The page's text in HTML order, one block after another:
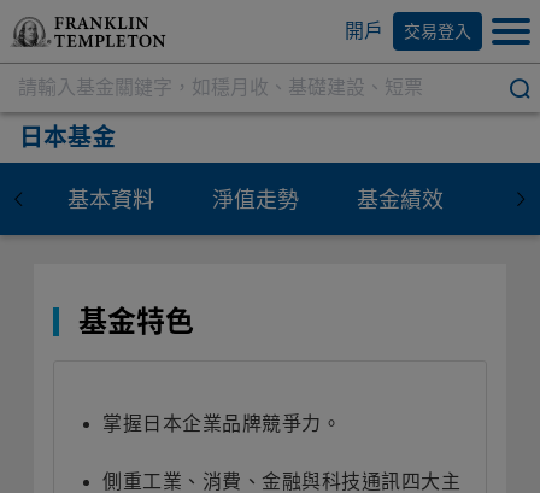
開戶 交易登入
日本基金
基本資料 淨值走勢 基金績效 資
基金特色
掌握日本企業品牌競爭力。
側重工業、消費、金融與科技通訊四大主